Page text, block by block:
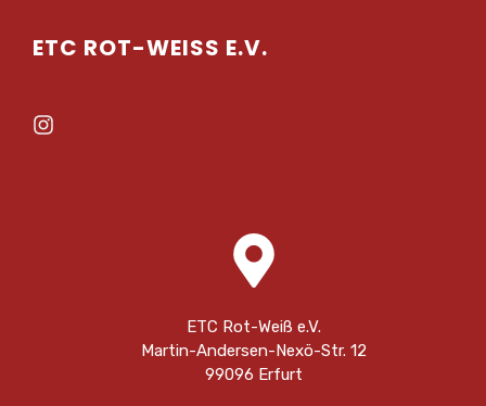
ETC ROT-WEISS E.V.
ETC Rot-Weiß e.V.
Martin-Andersen-Nexö-Str. 12
99096 Erfurt